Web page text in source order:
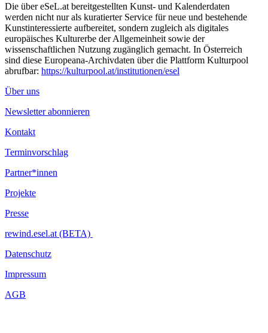
Die über eSeL.at bereitgestellten Kunst- und Kalenderdaten
werden nicht nur als kuratierter Service für neue und bestehende
Kunstinteressierte aufbereitet, sondern zugleich als digitales
europäisches Kulturerbe der Allgemeinheit sowie der
wissenschaftlichen Nutzung zugänglich gemacht. In Österreich
sind diese Europeana-Archivdaten über die Plattform Kulturpool
abrufbar: https://kulturpool.at/institutionen/esel
Über uns
Newsletter abonnieren
Kontakt
Terminvorschlag
Partner*innen
Projekte
Presse
rewind.esel.at (BETA)
Datenschutz
Impressum
AGB